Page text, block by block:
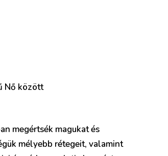
Nő között
megértsék magukat és
mélyebb rétegeit, valamint